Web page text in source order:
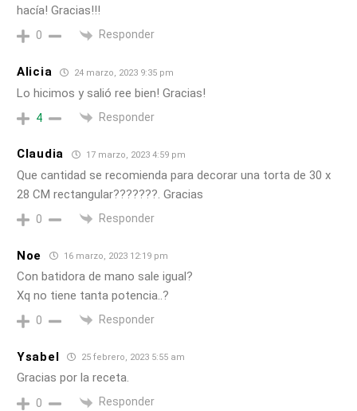
hacía! Gracias!!!
0 Responder
Alicia 24 marzo, 2023 9:35 pm
Lo hicimos y salió ree bien! Gracias!
4 Responder
Claudia 17 marzo, 2023 4:59 pm
Que cantidad se recomienda para decorar una torta de 30 x
28 CM rectangular???????. Gracias
0 Responder
Noe 16 marzo, 2023 12:19 pm
Con batidora de mano sale igual?
Xq no tiene tanta potencia..?
0 Responder
Ysabel 25 febrero, 2023 5:55 am
Gracias por la receta.
0 Responder